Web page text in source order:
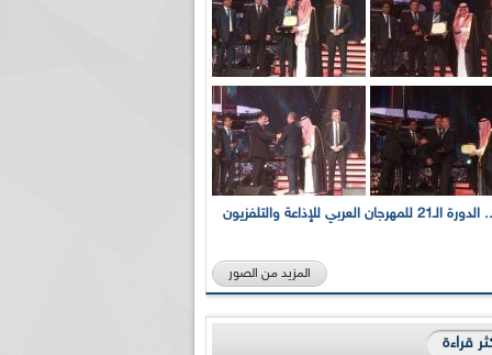
بالصور... الدورة الـ21 للمهرجان العربي للإذاعة والتلفزيون
المزيد من الصور
قراءة